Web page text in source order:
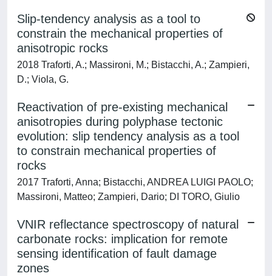
Slip-tendency analysis as a tool to
constrain the mechanical properties of
anisotropic rocks
2018 Traforti, A.; Massironi, M.; Bistacchi, A.; Zampieri,
D.; Viola, G.
Reactivation of pre-existing mechanical
anisotropies during polyphase tectonic
evolution: slip tendency analysis as a tool
to constrain mechanical properties of
rocks
2017 Traforti, Anna; Bistacchi, ANDREA LUIGI PAOLO;
Massironi, Matteo; Zampieri, Dario; DI TORO, Giulio
VNIR reflectance spectroscopy of natural
carbonate rocks: implication for remote
sensing identification of fault damage
zones